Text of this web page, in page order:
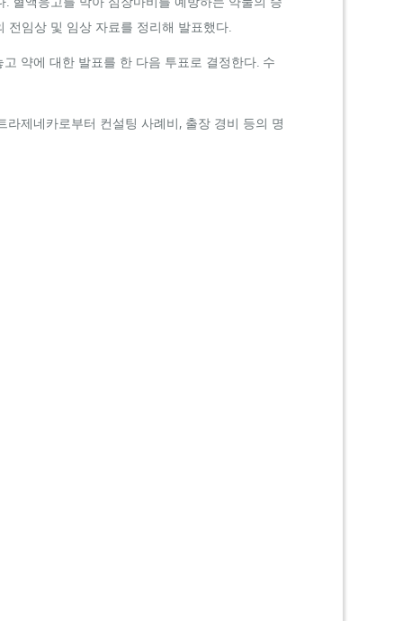
전임상 및 임상 자료를 정리해 발표했다.
약에 대한 발표를 한 다음 투표로 결정한다. 수
제네카로부터 컨설팅 사례비, 출장 경비 등의 명